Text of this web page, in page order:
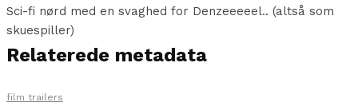
Sci-fi nørd med en svaghed for Denzeeeeel.. (altså som
skuespiller)
Relaterede metadata
film trailers